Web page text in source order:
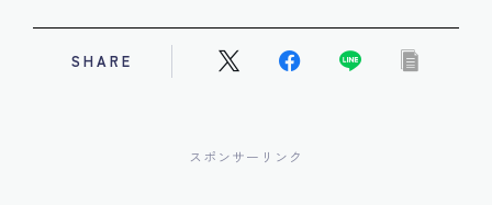
SHARE
スポンサーリンク